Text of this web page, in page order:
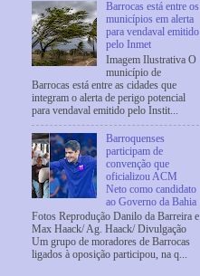
Barrocas está entre os
municípios em alerta
para vendaval emitido
pelo Inmet
Imagem Ilustrativa O
município de
Barrocas está entre as cidades que
integram o alerta de perigo potencial
para vendaval emitido pelo Instit...
Barroquenses
participam de
convenção que
oficializou ACM
Neto como candidato
ao Governo da Bahia
Fotos Reprodução Danilo da Barreira e
Max Haack/ Ag. Haack/ Divulgação
Um grupo de moradores de Barrocas
ligados à oposição participou, na q...